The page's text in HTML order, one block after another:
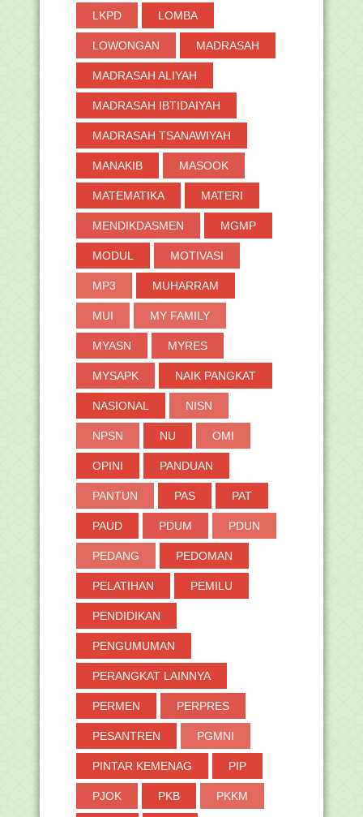
LKPD
LOMBA
LOWONGAN MADRASAH
MADRASAH ALIYAH
MADRASAH IBTIDAIYAH
MADRASAH TSANAWIYAH
MANAKIB MASOOK
MATEMATIKA MATERI
MENDIKDASMEN MGMP
MODUL MOTIVASI
MP3 MUHARRAM
MUI MY FAMILY
MYASN MYRES
MYSAPK NAIK PANGKAT
NASIONAL NISN
NPSN NU OMI
OPINI PANDUAN
PANTUN PAS PAT
PAUD PDUM PDUN
PEDANG PEDOMAN
PELATIHAN PEMILU
PENDIDIKAN
PENGUMUMAN
PERANGKAT LAINNYA
PERMEN PERPRES
PESANTREN PGMNI
PINTAR KEMENAG PIP
PJOK PKB PKKM